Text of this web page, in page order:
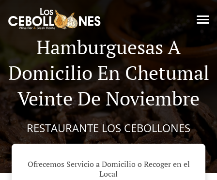
Hamburguesas A
Domicilio En Chetumal
Veinte De Noviembre
RESTAURANTE LOS CEBOLLONES
Ofrecemos Servicio a Domicilio o Recoger en el
Local